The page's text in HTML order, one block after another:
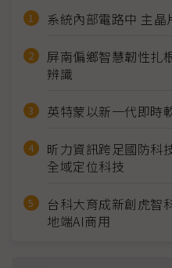
系統內部電路中 主
屏南偏鄉智慧韌性扎
辨識
英特蒙以新一代即時
昕力資訊跨足國防科
全域定位科技
台科大育成新創虎智
地端AI商用